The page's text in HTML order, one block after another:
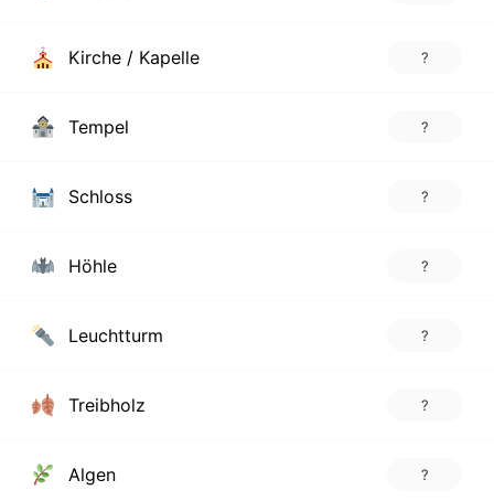
Kirche / Kapelle ?
Tempel ?
Schloss ?
Höhle ?
Leuchtturm ?
Treibholz ?
Algen ?